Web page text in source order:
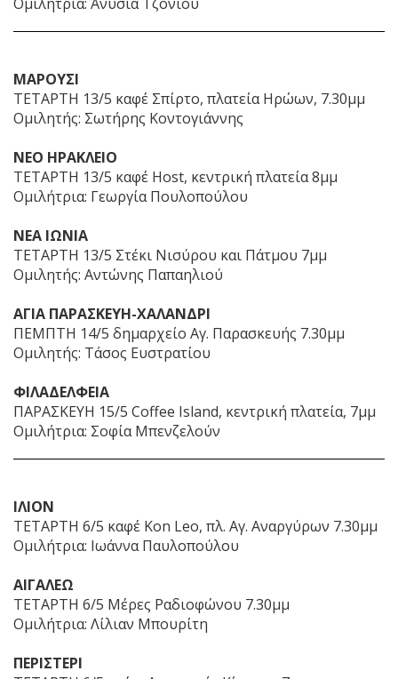
Ομιλήτρια: Ανυσία Τζονιού
ΜΑΡΟΥΣΙ
ΤΕΤΑΡΤΗ 13/5 καφέ Σπίρτο, πλατεία Ηρώων, 7.30μμ
Ομιλητής: Σωτήρης Κοντογιάννης
ΝΕΟ ΗΡΑΚΛΕΙΟ
ΤΕΤΑΡΤΗ 13/5 καφέ Host, κεντρική πλατεία 8μμ
Ομιλήτρια: Γεωργία Πουλοπούλου
ΝΕΑ ΙΩΝΙΑ
ΤΕΤΑΡΤΗ 13/5 Στέκι Νισύρου και Πάτμου 7μμ
Ομιλητής: Αντώνης Παπαηλιού
ΑΓΙΑ ΠΑΡΑΣΚΕΥΗ-ΧΑΛΑΝΔΡΙ
ΠΕΜΠΤΗ 14/5 δημαρχείο Αγ. Παρασκευής 7.30μμ
Ομιλητής: Τάσος Ευστρατίου
ΦΙΛΑΔΕΛΦΕΙΑ
ΠΑΡΑΣΚΕΥΗ 15/5 Coffee Island, κεντρική πλατεία, 7μμ
Ομιλήτρια: Σοφία Μπενζελούν
ΙΛΙΟΝ
ΤΕΤΑΡΤΗ 6/5 καφέ Kon Leo, πλ. Αγ. Αναργύρων 7.30μμ
Ομιλήτρια: Ιωάννα Παυλοπούλου
ΑΙΓΑΛΕΩ
ΤΕΤΑΡΤΗ 6/5 Μέρες Ραδιοφώνου 7.30μμ
Ομιλήτρια: Λίλιαν Μπουρίτη
ΠΕΡΙΣΤΕΡΙ